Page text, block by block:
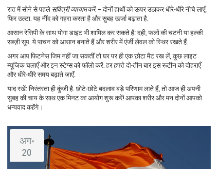
रात में सोने से पहले सवित्री व्यायामकरें – दोनों हाथों को ऊपर उठाकर धीरे‑धीरे नीचे लाएँ,
फिर उल्टा. यह नींद को गहरा करता है और सुबह ऊर्जा बढ़ाता है.
आसान रेसिपी के साथ योगा डाइट भी शामिल कर सकते हैं: दही, फलों की चटनी या हल्की
सब्ज़ी सूप. ये पाचन को आसान बनाते हैं और शरीर में एंर्जी लेवल को स्थिर रखते हैं.
अगर आप फिटनेस जिम नहीं जा सकतीं तो घर पर ही एक छोटा मैट रख लें, कुछ लाइट
म्यूजिक चलाएँ और इन स्टेप्स को फॉलो करें. हर हफ्ते दो‑तीन बार इस रूटीन को दोहराएँ
और धीरे‑धीरे समय बढ़ाते जाएँ.
याद रखें: निरंतरता ही कुंजी है. छोटे‑छोटे बदलाव बड़े परिणाम लाते हैं, तो आज ही अपनी
सुबह की चाय के साथ एक मिनट का आयोग शुरू करें! आपका शरीर और मन दोनों आपको
धन्यवाद कहेंगे।
अग॰
20